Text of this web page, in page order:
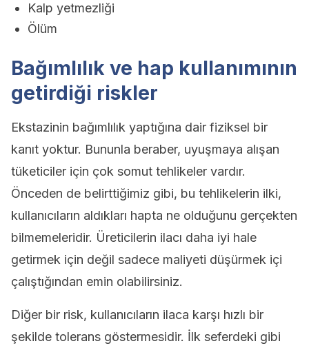
Kalp yetmezliği
Ölüm
Bağımlılık ve hap kullanımının
getirdiği riskler
Ekstazinin bağımlılık yaptığına dair fiziksel bir
kanıt yoktur. Bununla beraber, uyuşmaya alışan
tüketiciler için çok somut tehlikeler vardır.
Önceden de belirttiğimiz gibi, bu tehlikelerin ilki,
kullanıcıların aldıkları hapta ne olduğunu gerçekten
bilmemeleridir. Üreticilerin ilacı daha iyi hale
getirmek için değil sadece maliyeti düşürmek içi
çalıştığından emin olabilirsiniz.
Diğer bir risk, kullanıcıların ilaca karşı hızlı bir
şekilde tolerans göstermesidir. İlk seferdeki gibi